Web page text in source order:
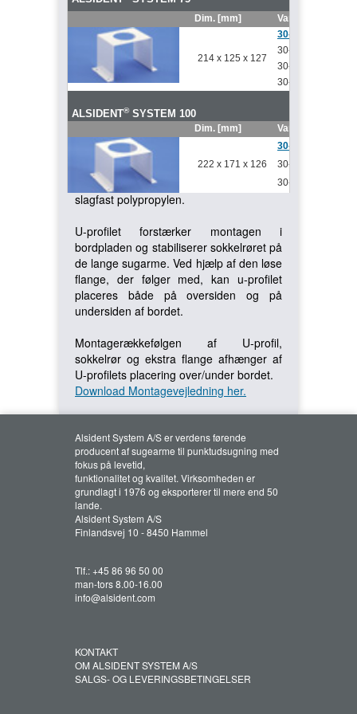
Til forstærkning af lange
sugearme.
Benyt ved fordel U-profilet til lange sugearme
Dim. [mm] Varenr.
214 x 125 x 127
30-75-5
30-75-5-4
30-75-5-5
30-75-5-6
ALSIDENT®SYSTEM 100
Dim. [mm] Varenr.
222 x 171 x 126
30-100-5
30-100-5-5
30-100-5-6
U-profilet er produceret i stål og
pulverlakeret på alle flader med en
polyesterbaseret TGIC.
Flangen er i
slagfast polypropylen.
U-profilet forstærker montagen i
bordpladen og stabiliserer sokkelrøret på
de lange sugarme. Ved hjælp af den løse
flange, der følger med, kan u-profilet
placeres både på oversiden og på
undersiden af bordet.
Montagerækkefølgen af U-profil,
sokkelrør og ekstra flange afhænger af
U-profilets placering over/under bordet.
Download Montagevejledning her.
Alsident System A/S er verdens førende
producent af sugearme til punktudsugning med
fokus på levetid,
funktionalitet og kvalitet. Virksomheden er
grundlagt i 1976 og eksporterer til mere end 50
lande.
Alsident System A/S
Finlandsvej 10 - 8450 Hammel
Tlf.:+45 86 96 50 00
man-tors 8.00-16.00
info@alsident.com
KONTAKT
OM ALSIDENT SYSTEM A/S
SALGS- OG LEVERINGSBETINGELSER